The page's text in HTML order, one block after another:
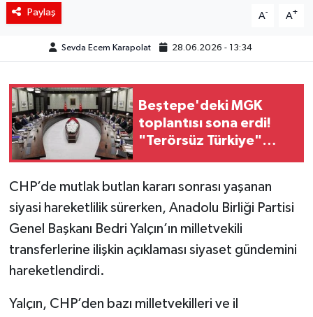
Paylaş A- A+
Sevda Ecem Karapolat 28.06.2026 - 13:34
Beştepe'deki MGK
toplantısı sona erdi!
"Terörsüz Türkiye"
CHP’de mutlak butlan kararı sonrası yaşanan
siyasi hareketlilik sürerken, Anadolu Birliği Partisi
Genel Başkanı Bedri Yalçın’ın milletvekili
transferlerine ilişkin açıklaması siyaset gündemini
hareketlendirdi.
Yalçın, CHP’den bazı milletvekilleri ve il